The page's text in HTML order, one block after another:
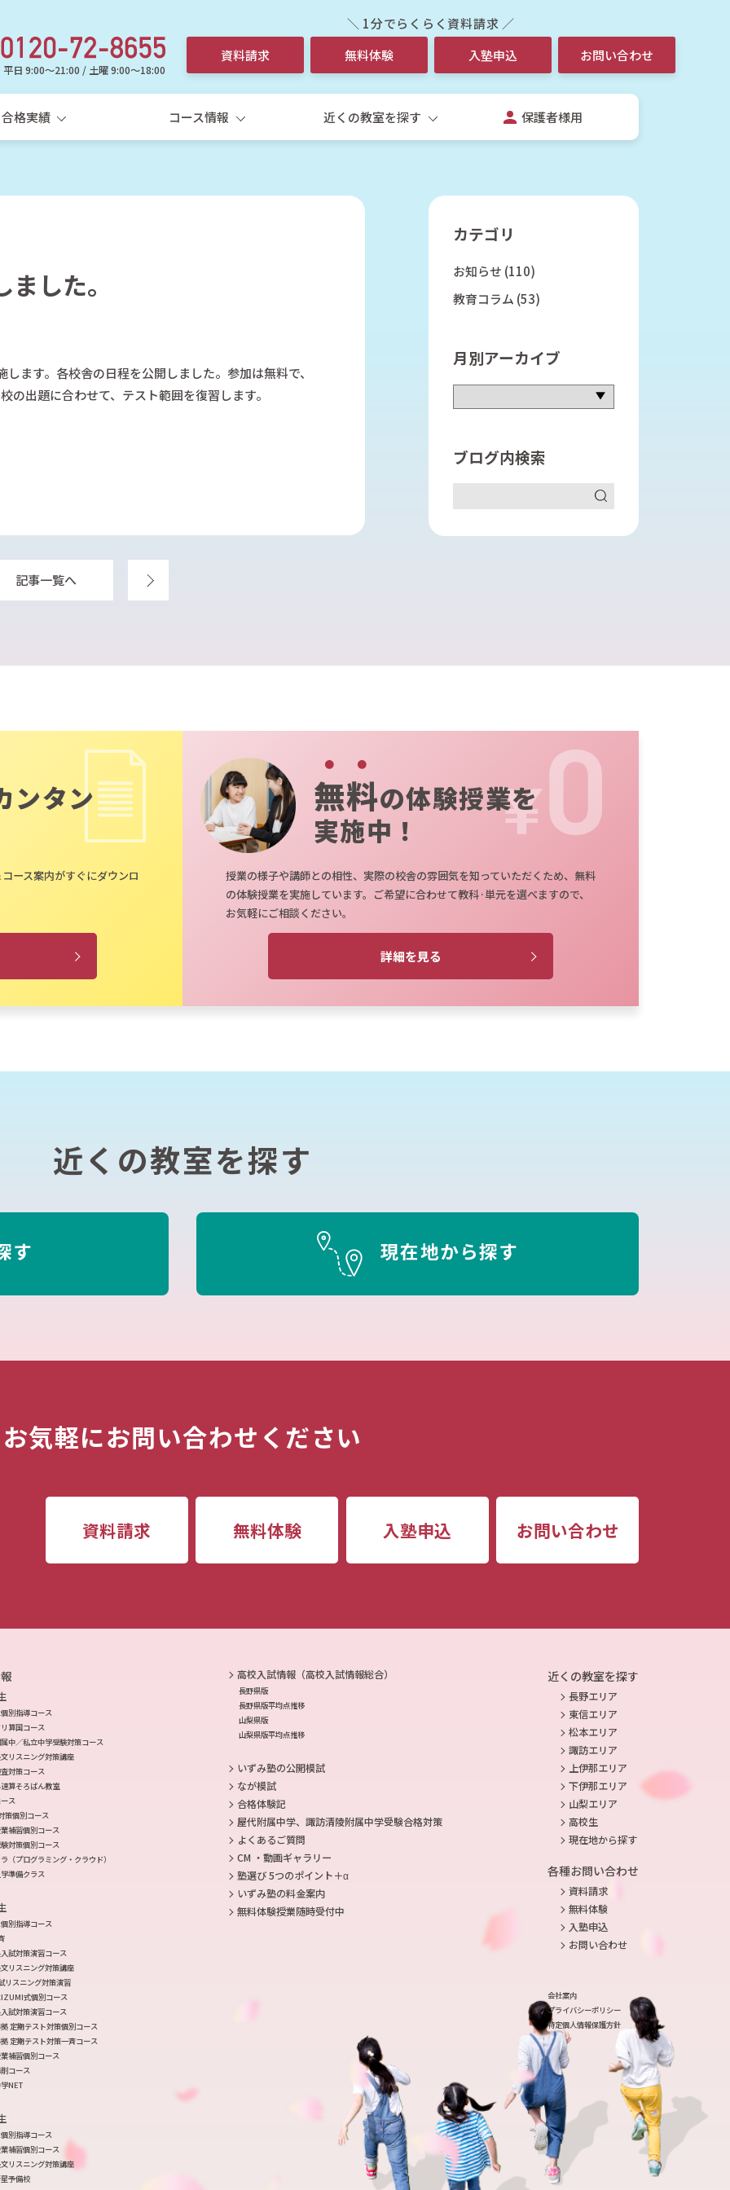
平日 9:00～21:00 / 土曜 9:00～18:00
＼ 1分でらくらく資料請求 ／
資料請求
無料体験 入塾申込 お問い合わせ
選ばれる理由
合格実績 コース情報
中学生
長野県入試対策演習コース
英語長文リスニング対策講座
英語長文リスニング対策講座
近くの教室を探す 保護者様用
した。
ます。各校舎の日程を公開しました。参加は無料で、
の出題に合わせて、テスト範囲を復習します。
記事一覧へ
カテゴリ
お知らせ (110)
教育コラム (53)
月別アーカイブ
ブログ内検索
ンタン
ース案内がすぐにダウンロ
無料の体験授業を
実施中！
授業の様子や講師との相性、実際の校舎の雰囲気を知っていただくため、無料
の体験授業を実施しています。ご希望に合わせて教科·単元を選べますので、
お気軽にご相談ください。
詳細を見る
近くの教室を探す
す 現在地から探す
お気軽にお問い合わせください
資料請求 無料体験 入塾申込 お問い合わせ
別指導コース
算国コース
中／私立中学受験対策コース
リスニング対策講座
対策コース
算そろばん教室
ス
策個別コース
補習個別コース
対策個別コース
（プログラミング・クラウド）
準備クラス
別指導コース
試対策演習コース
リスニング対策講座
リスニング対策演習
式個別コース
試対策演習コース
定期テスト対策個別コース
定期テスト対策一斉コース
補習個別コース
コース
NET
別指導コース
補習個別コース
リスニング対策講座
予備校
高校入試情報（高校入試情報総合）
長野県版
長野県版平均点推移
山梨県版
山梨県版平均点推移
いずみ塾の公開模試
なが模試
合格体験記
屋代附属中学、諏訪清陵附属中学受験合格対策
よくあるご質問
CM ・動画ギャラリー
塾選び 5つのポイント＋α
いずみ塾の料金案内
無料体験授業随時受付中
近くの教室を探す
長野エリア
東信エリア
松本エリア
諏訪エリア
上伊那エリア
下伊那エリア
山梨エリア
高校生
現在地から探す
各種お問い合わせ
資料請求
無料体験
入塾申込
お問い合わせ
会社案内
プライバシーポリシー
特定個人情報保護方針